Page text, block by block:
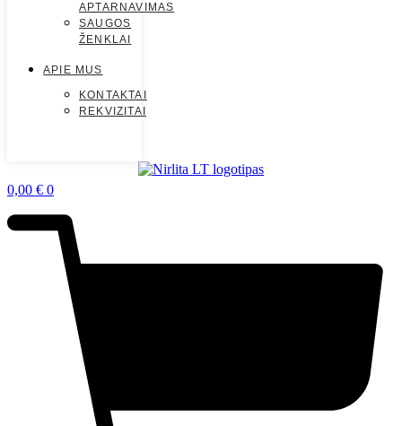
APTARNAVIMAS
SAUGOS
ŽENKLAI
APIE MUS
KONTAKTAI
REKVIZITAI
0,00 € 0